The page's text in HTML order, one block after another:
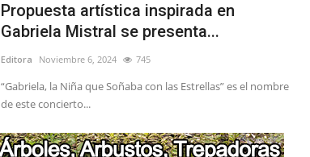
Propuesta artística inspirada en
Gabriela Mistral se presenta...
Editora Noviembre 6, 2024 745
“Gabriela, la Niña que Soñaba con las Estrellas” es el nombre
de este concierto...